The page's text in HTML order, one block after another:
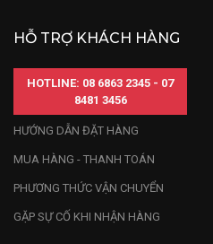
HỖ TRỢ KHÁCH HÀNG
HOTLINE: 08 6863 2345 - 07
8481 3456
HƯỚNG DẪN ĐẶT HÀNG
MUA HÀNG - THANH TOÁN
PHƯƠNG THỨC VẬN CHUYỂN
GẶP SỰ CỐ KHI NHẬN HÀNG